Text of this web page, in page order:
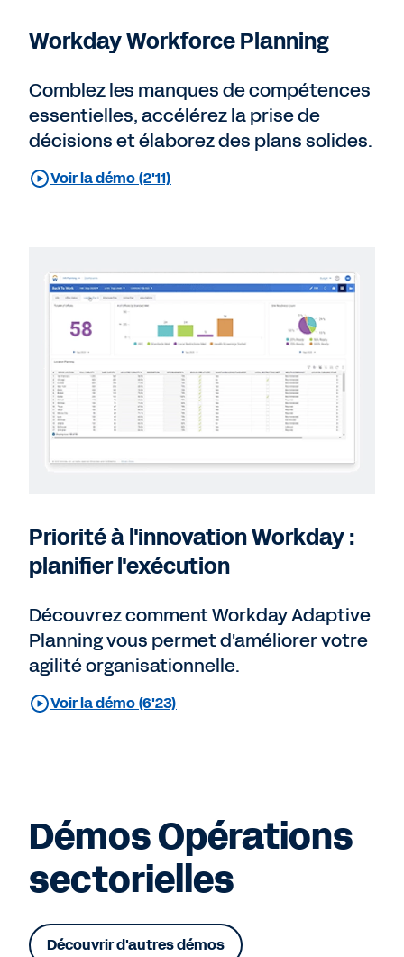
Workday Workforce Planning
Comblez les manques de compétences
essentielles, accélérez la prise de
décisions et élaborez des plans solides.
Voir la démo (2'11)
Priorité à l'innovation Workday :
planifier l'exécution
Découvrez comment Workday Adaptive
Planning vous permet d'améliorer votre
agilité organisationnelle.
Voir la démo (6'23)
Démos Opérations
sectorielles
Découvrir d'autres démos